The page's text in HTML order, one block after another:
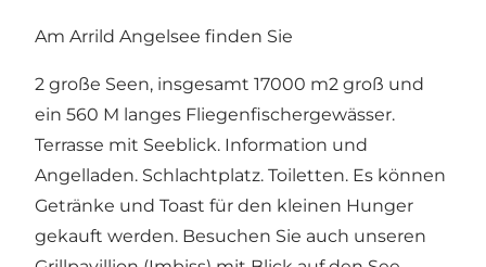
Am Arrild Angelsee finden Sie
2 große Seen, insgesamt 17000 m2 groß und
ein 560 M langes Fliegenfischergewässer.
Terrasse mit Seeblick. Information und
Angelladen. Schlachtplatz. Toiletten. Es können
Getränke und Toast für den kleinen Hunger
gekauft werden. Besuchen Sie auch unseren